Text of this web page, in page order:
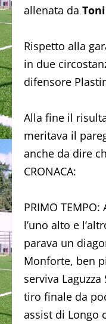
allenata da
Rispetto alla
in due
difensore
Alla fine il
meritava il
anche da dire
CRONACA:
PRIMO
l’uno alto e
parava un
Monforte, ben
serviva
tiro finale da
assist di Longo